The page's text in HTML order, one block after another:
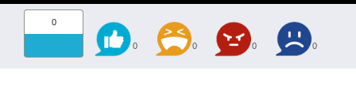
0
0 0 0 0